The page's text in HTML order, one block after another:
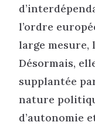
l’ordre
large mesure,
Désormais,
supplantée
nature
d’autonomie